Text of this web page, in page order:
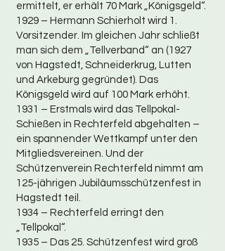
ermittelt, er erhält 70 Mark „Königsgeld“.
1929 – Hermann Schierholt wird 1.
Vorsitzender. Im gleichen Jahr schließt
man sich dem „Tellverband“ an (1927
von Hagstedt, Schneiderkrug, Lutten
und Arkeburg gegründet). Das
Königsgeld wird auf 100 Mark erhöht.
1931 – Erstmals wird das Tellpokal-
Schießen in Rechterfeld abgehalten –
ein spannender Wettkampf unter den
Mitgliedsvereinen. Und der
Schützenverein Rechterfeld nimmt am
125-jährigen Jubiläumsschützenfest in
Hagstedt teil.
1934 – Rechterfeld erringt den
„Tellpokal“.
1935 – Das 25. Schützenfest wird groß